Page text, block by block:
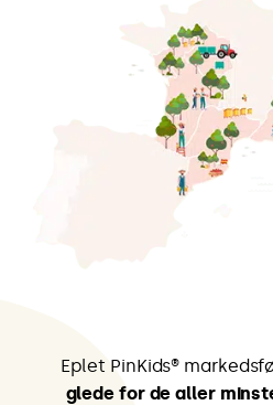
Eplet PinKids®
glede for de aller